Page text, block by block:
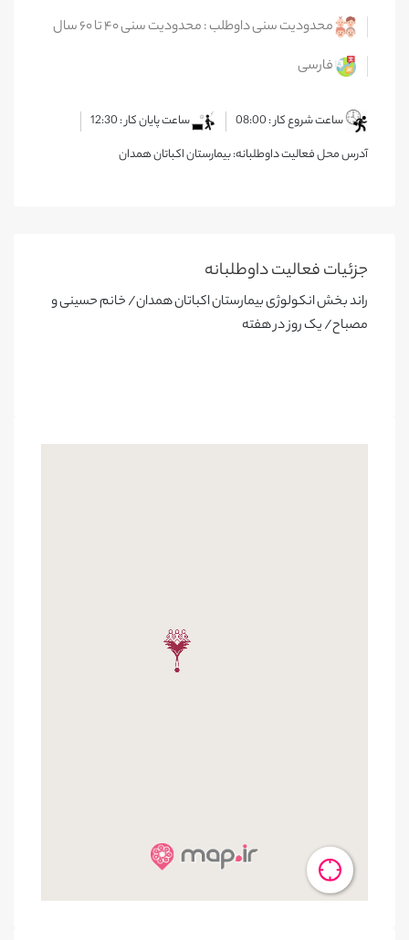
محدودیت سنی داوطلب : محدودیت سنی ۴۰ تا ۶۰ سال
فارسی
ساعت شروع کار : 08:00
ساعت پایان کار : 12:30
آدرس محل فعالیت داوطلبانه: بیمارستان اکباتان همدان
جزئیات فعالیت‌ داوطلبانه
راند بخش انکولوژی بیمارستان اکباتان همدان/ خانم حسینی و
مصباح/ یک روز در هفته